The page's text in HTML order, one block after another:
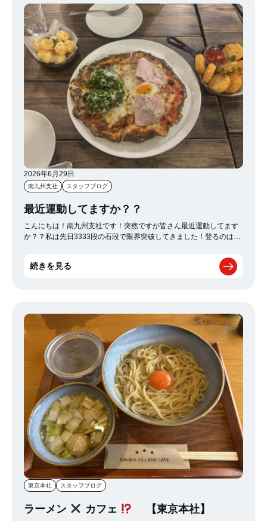
2026年6月29日
南九州支社 スタッフブログ
最近運動してますか？？
こんにちは！南九州支社です！突然ですが皆さん最近運動してます
か？？私は先日3333段の石段で限界突破してきました！登るのは学
+)翌日から3日間は筋肉痛に悩まされましたが達成感はハンパなくて
最高に気持ちよかったです！運動不足が気になる方・覚悟がある方
ました
運動した後のピザは格別です～♡これがあるなら、運動不
足解消のために月1くらいで石段リピートもありかもー？なんて思っ
てます(/・ω・)/
続きを見る
東京本社 スタッフブログ
ラーメン カフェ 【東京本社】